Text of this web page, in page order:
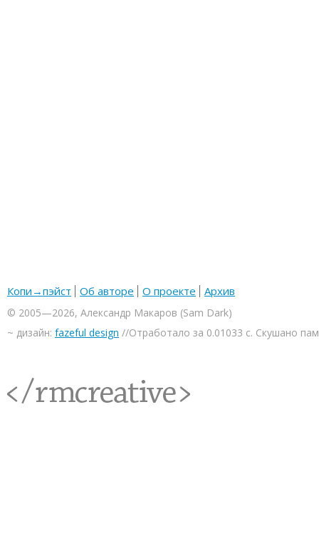
Копи→пэйст Об авторе О проекте Архив
© 2005—2026, Александр Макаров (Sam Dark)
~ дизайн: fazeful design //Отработало за 0.01033 с. Скушано
<rmcreative/>